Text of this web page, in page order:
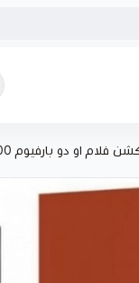
فلام او دو بارفيوم 100مل